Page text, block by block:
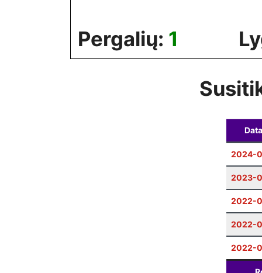
Pergalių: 1
Data
2024-
2023-
2022-
2022-
2022-